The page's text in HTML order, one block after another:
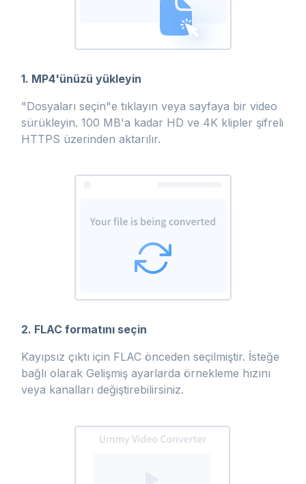
1. MP4'ünüzü yükleyin
"Dosyaları seçin"e tıklayın veya sayfaya bir video
sürükleyin. 100 MB'a kadar HD ve 4K klipler şifreli
HTTPS üzerinden aktarılır.
2. FLAC formatını seçin
Kayıpsız çıktı için FLAC önceden seçilmiştir. İsteğe
bağlı olarak Gelişmiş ayarlarda örnekleme hızını
veya kanalları değiştirebilirsiniz.